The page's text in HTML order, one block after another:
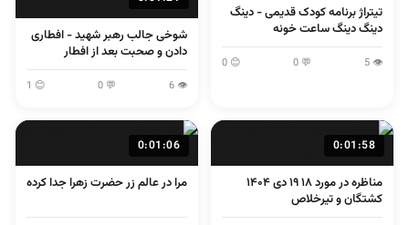
تیتراژ برنامه کودک قدیمی - دینگ
دینگ دینگ ساعت خونه
👁 5
💬 0
😊 0
شوخی جالب رهبر شهید - افطاری
دادن و صحبت بعد از افطار
👁 6
💬 0
😊 1
0:01:58
مناظره در مورد ۱۸ ۱۹ دی ۱۴۰۴
کشتگان و تیرخلاص
0:01:06
مرا در عالم زر حضرت زهرا جدا کرده